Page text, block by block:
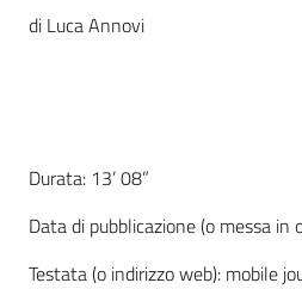
Seguici
di Luca Annovi
Durata: 13’ 08”
Data di pubblicazione (o messa
Testata (o indirizzo web): mobile